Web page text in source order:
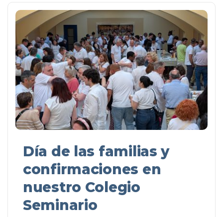
Día de las familias y
confirmaciones en
nuestro Colegio
Seminario